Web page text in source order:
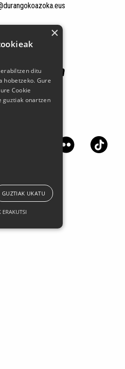
las redes sociales
×
ditu
hobetzeko. Gure
Cookie
guztiak onartzen
GUZTIAK UKATU
ERAKUTSI